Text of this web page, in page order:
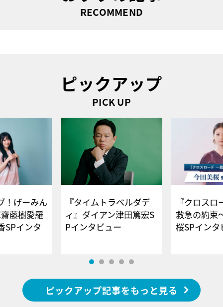
RECOMMEND
ピックアップ
PICK UP
！げーみん
藤樹愛羅
SPインタ
『タイムトラベルダデ
ィ』ダイアン津田篤宏S
Pインタビュー
『クロス
救急の約束
桜SPイ
ピックアップ記事をもっと見る